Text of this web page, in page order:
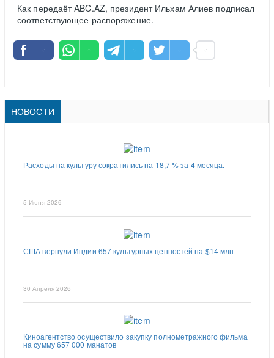
Как передаёт ABC.AZ, президент Ильхам Алиев подписал
соответствующее распоряжение.
НОВОСТИ
Расходы на культуру сократились на 18,7 % за 4 месяца.
5 Июня 2026
США вернули Индии 657 культурных ценностей на $14 млн
30 Апреля 2026
Киноагентство осуществило закупку полнометражного фильма
на сумму 657 000 манатов